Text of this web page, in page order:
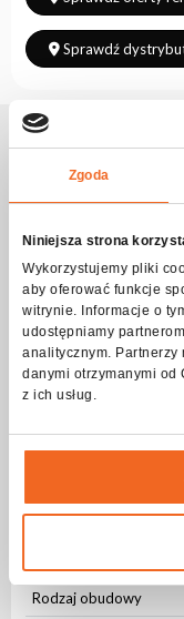
Zgoda
Niniejsza strona
Wykorzystujemy pliki
aby oferować funkcje
witrynie. Informacje o
udostępniamy
analitycznym. Partnerzy
danymi otrzymanymi od
z ich usług.
Sprawdź
Opis
Dzięki przegrodom
przechowywanie oraz
Skrzynia wyposażona
całość została
kulowymi narożniki,
oraz chronią otoczenie
Otwierane jest
sprawia, że górna
wygodny dostęp do
przegrodami,
doskonale
Rodzaj obudowy